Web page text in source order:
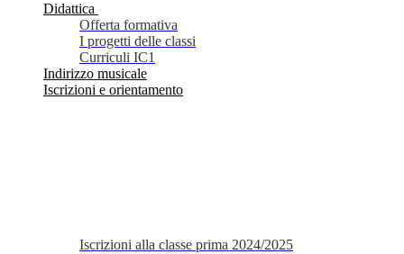
Didattica
Offerta formativa
I progetti delle classi
Curriculi IC1
Indirizzo musicale
Iscrizioni e orientamento
Iscrizioni alla classe prima 2024/2025